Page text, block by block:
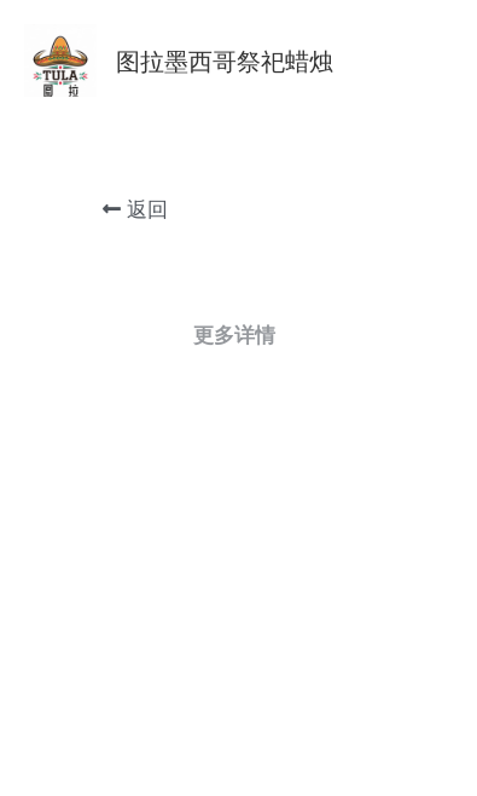
图拉墨西哥祭祀蜡烛
返回
更多详情